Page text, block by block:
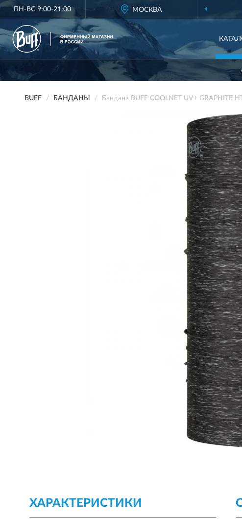
ПН-ВС 9:00-21:00 МОСКВА
BUFF БАНДАНЫ Бандана BUFF COOLNET UV+ GRAPHITE
ХАРАКТЕРИСТИКИ